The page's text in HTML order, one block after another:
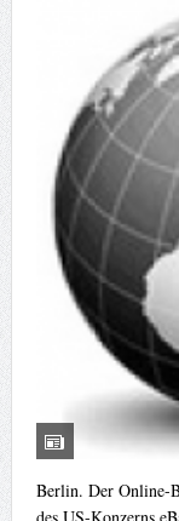
Berlin. Der Online-
des US-Konzerns